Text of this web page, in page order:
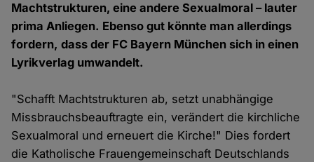
Machtstrukturen, eine andere Sexualmoral – lauter
prima Anliegen. Ebenso gut könnte man allerdings
fordern, dass der FC Bayern München sich in einen
Lyrikverlag umwandelt.
"Schafft Machtstrukturen ab, setzt unabhängige
Missbrauchsbeauftragte ein, verändert die kirchliche
Sexualmoral und erneuert die Kirche!" Dies fordert
die Katholische Frauengemeinschaft Deutschlands